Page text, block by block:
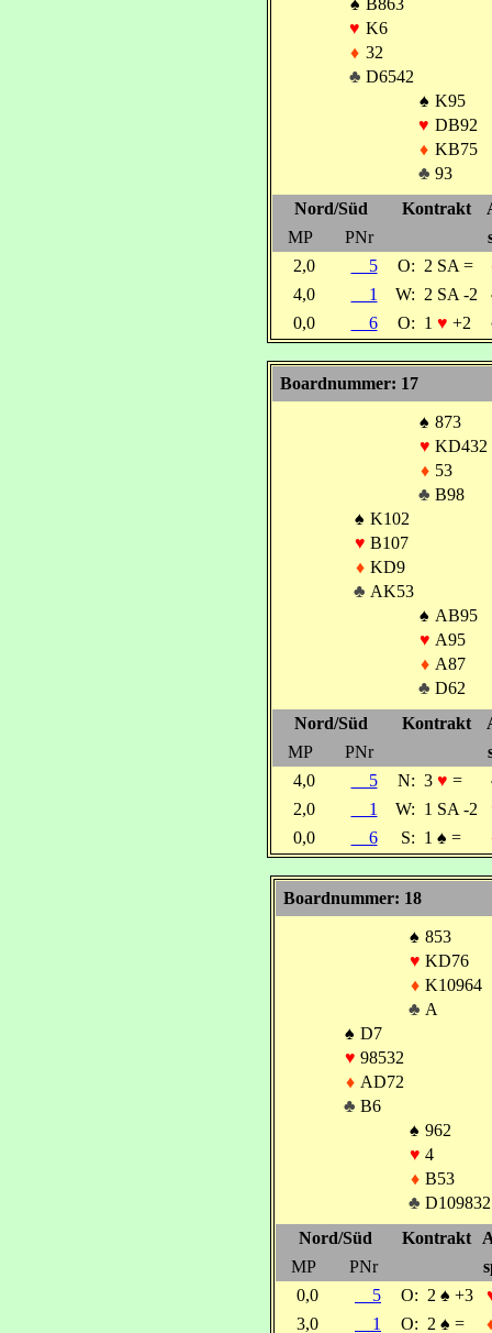
♠ B863
♥ K6
♦ 32
♣ D6542
♠ K95
♥ DB92
♦ KB75
♣ 93
Nord/Süd
Kontrakt
MP
PNr
2,0
5 O: 2 SA =
4,0
1 W: 2 SA -2
0,0
6 O: 1 ♥ +2
Boardnummer: 17
♠ 873
♥ KD432
♦ 53
♣ B98
♠ K102
♥ B107
♦ KD9
♣ AK53
♠ AB95
♥ A95
♦ A87
♣ D62
Nord/Süd
Kontrakt
MP
PNr
4,0
5 N: 3 ♥ =
2,0
1 W: 1 SA -2
0,0
6 S: 1 ♠ =
Boardnummer: 18
♠ 853
♥ KD76
♦ K10964
♣ A
♠ D7
♥ 98532
♦ AD72
♣ B6
♠ 962
♥ 4
♦ B53
♣ D109832
Nord/Süd
Kontrakt
MP
PNr
0,0
5 O: 2 ♠ +3
3,0
1 O: 2 ♠ =